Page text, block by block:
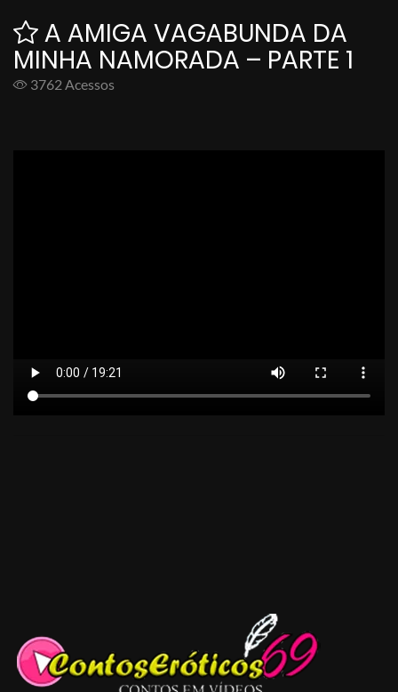
A AMIGA VAGABUNDA DA
MINHA NAMORADA – PARTE 1
3762 Acessos